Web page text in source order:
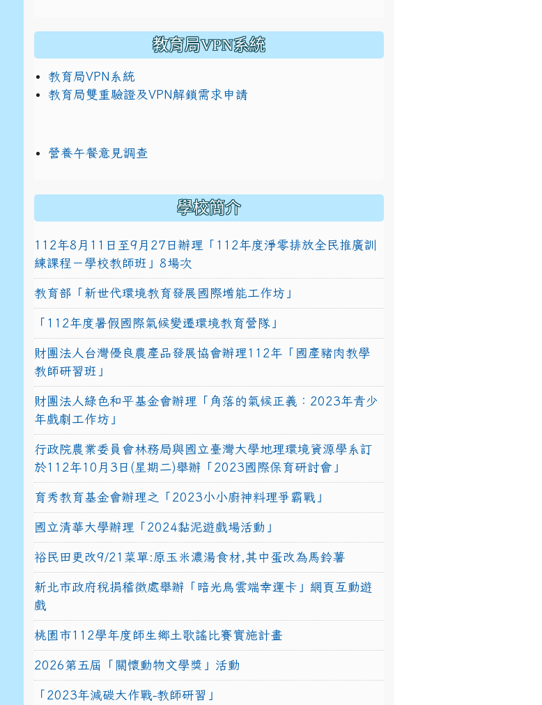
教育局VPN系統
教育局VPN系統
教育局雙重驗證及VPN解鎖需求申請
營養午餐意見調查
學校簡介
112年8月11日至9月27日辦理「112年度淨零排放全民推廣訓
練課程－學校教師班」8場次
教育部「新世代環境教育發展國際增能工作坊」
「112年度暑假國際氣候變遷環境教育營隊」
財團法人台灣優良農產品發展協會辦理112年「國產豬肉教學
教師研習班」
財團法人綠色和平基金會辦理「角落的氣候正義：2023年青少
年戲劇工作坊」
行政院農業委員會林務局與國立臺灣大學地理環境資源學系訂
於112年10月3日(星期二)舉辦「2023國際保育研討會」
育秀教育基金會辦理之「2023小小廚神料理爭霸戰」
國立清華大學辦理「2024黏泥遊戲場活動」
裕民田更改9/21菜單:原玉米濃湯食材,其中蛋改為馬鈴薯
新北市政府稅捐稽徵處舉辦「暗光鳥雲端幸運卡」網頁互動遊
戲
桃園市112學年度師生鄉土歌謠比賽實施計畫
2026第五屆「關懷動物文學獎」活動
「2023年減碳大作戰-教師研習」